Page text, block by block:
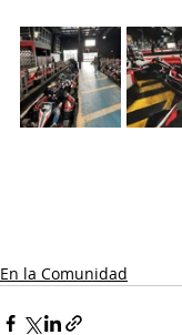
En la Comunidad